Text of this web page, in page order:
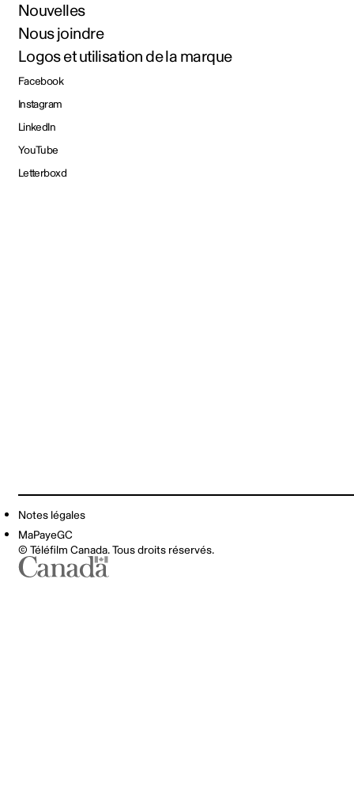
Nouvelles
Nous joindre
Logos et utilisation de la marque
Facebook
Instagram
LinkedIn
YouTube
Letterboxd
Notes légales
MaPayeGC
© Téléfilm Canada. Tous droits réservés.